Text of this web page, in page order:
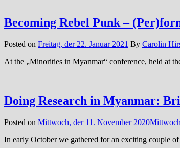
Becoming Rebel Punk –
Posted on Freitag, der 22. Januar 2021 By Carolin
At the „Minorities in Myanmar“ conference, held at
Doing Research in Myanmar:
Posted on Mittwoch, der 11. November 2020
In early October we gathered for an exciting couple